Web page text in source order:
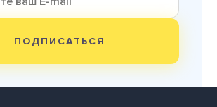
ПОДПИСАТЬСЯ